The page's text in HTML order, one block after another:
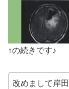
↑の続きです♪
改めまして岸